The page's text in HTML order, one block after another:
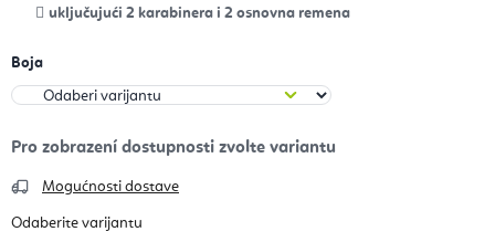
uključujući 2 karabinera i 2 osnovna remena
Boja
Mogućnosti dostave